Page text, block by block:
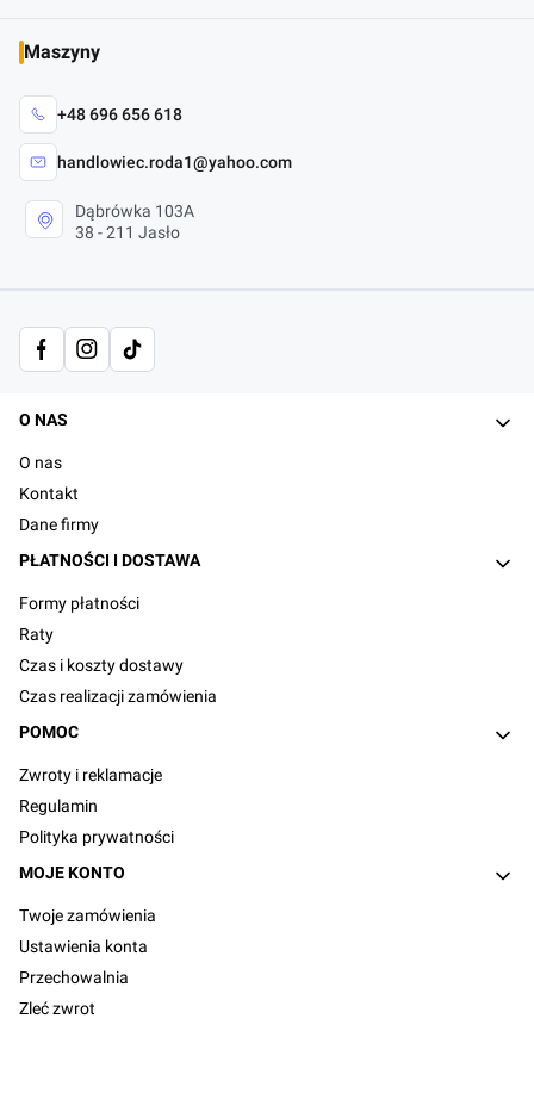
Maszyny
+48 696 656 618
handlowiec.roda1@yahoo.com
Dąbrówka 103A
38 - 211 Jasło
Linki w stopce
O NAS
O nas
Kontakt
Dane firmy
PŁATNOŚCI I DOSTAWA
Formy płatności
Raty
Czas i koszty dostawy
Czas realizacji zamówienia
POMOC
Zwroty i reklamacje
Regulamin
Polityka prywatności
MOJE KONTO
Twoje zamówienia
Ustawienia konta
Przechowalnia
Zleć zwrot